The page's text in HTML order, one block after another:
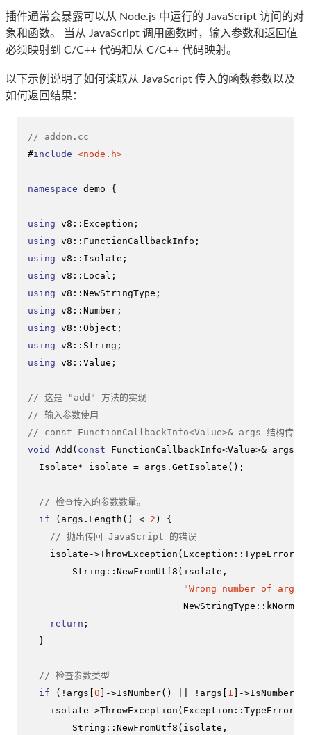
插件通常会暴露可以从 Node.js 中运行的 JavaScript 访问的对
象和函数。 当从 JavaScript 调用函数时，输入参数和返回值
必须映射到 C/C++ 代码和从 C/C++ 代码映射。
以下示例说明了如何读取从 JavaScript 传入的函数参数以及
如何返回结果：
// addon.cc
#include <node.h>
namespace demo {
using
using
using
using
using
using
using
using
using v8::Value;
// 这是 "add" 方法的实现
// 输入参数使用
// const FunctionCallbackInfo<Value>& args 结构传入
void
Add ( const FunctionCallbackInfo<Value>& args)
  Isolate* isolate = args.
GetIsolate ();
// 检查传入的参数数量。
if (args. Length () < 2 ) {
// 抛出传回 JavaScript 的错误
    isolate->
ThrowException (Exception:: TypeError
        String::
NewFromUtf8 (isolate,
"Wrong number of
return ;
  }
// 检查参数类型
if (!args[0 ]->IsNumber() || !args[ 1 ]->IsNumber
    isolate->
ThrowException (Exception:: TypeError
        String::
NewFromUtf8 (isolate,